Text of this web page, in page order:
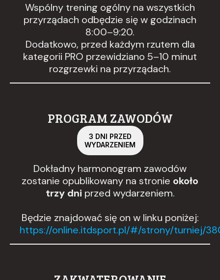
Wspólny trening ogólny na wszystkich
przyrządach odbędzie się w godzinach
8:00–9:20.
Dodatkowo, przed każdym rzutem dla
kategorii PRO przewidziano 5–10 minut
rozgrzewki na przyrządach.
PROGRAM ZAWODÓW
3 DNI PRZED
WYDARZENIEM
Dokładny harmonogram zawodów
zostanie opublikowany na stronie około
trzy dni przed wydarzeniem.
Będzie znajdować się on w linku poniżej:
https://online.itdsport.pl/#/strony/turniej/